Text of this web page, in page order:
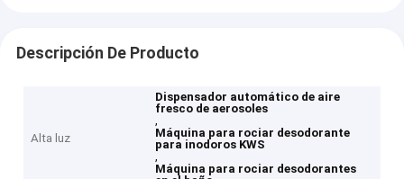
Descripción De Producto
Alta luz
Dispensador automático de aire
fresco de aerosoles
,
Máquina para rociar desodorante
para inodoros KWS
,
Máquina para rociar desodorantes